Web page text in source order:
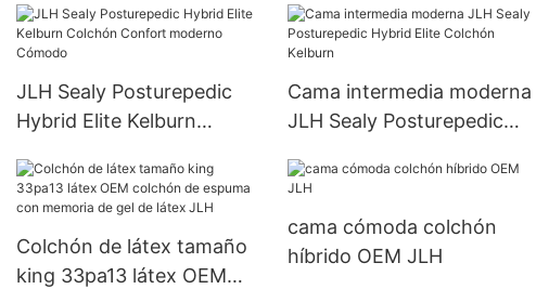
JLH Sealy Posturepedic
Hybrid Elite Kelburn
Cómodo
Cama intermedia moderna
JLH Sealy Posturepedic
Kelburn
Colchón de látex tamaño
king 33pa13 látex OEM
cama cómoda colchón
híbrido OEM JLH